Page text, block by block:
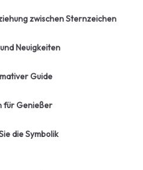
zwischen Sternzeichen
Neuigkeiten
Guide
für Genießer
die Symbolik